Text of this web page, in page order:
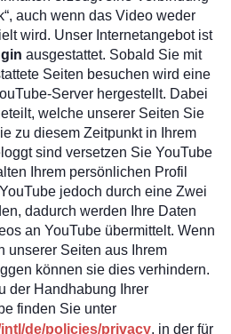
auch wenn das Video weder
wird. Unser Internetangebot ist
ausgestattet. Sobald Sie mit
Seiten besuchen wird eine
Server hergestellt. Dabei
welche unserer Seiten Sie
zu diesem Zeitpunkt in Ihrem
sind versetzen Sie YouTube
Ihrem persönlichen Profil
jedoch durch eine Zwei
dadurch werden Ihre Daten
an YouTube übermittelt. Wenn
unserer Seiten aus Ihrem
können sie dies verhindern.
der Handhabung Ihrer
finden Sie unter
de/policies/privacy, in der für